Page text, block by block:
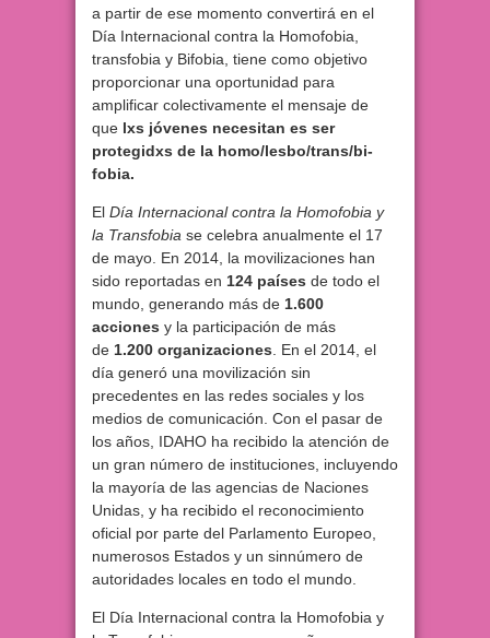
a partir de ese momento convertirá en el
Día Internacional contra la Homofobia,
transfobia y Bifobia, tiene como objetivo
proporcionar una oportunidad para
amplificar colectivamente el mensaje de
que lxs jóvenes necesitan es ser
protegidxs de la homo/lesbo/trans/bi-
fobia.
El Día Internacional contra la Homofobia y
la Transfobia se celebra anualmente el 17
de mayo. En 2014, la movilizaciones han
sido reportadas en 124 países de todo el
mundo, generando más de 1.600
acciones y la participación de más
de 1.200 organizaciones . En el 2014, el
día generó una movilización sin
precedentes en las redes sociales y los
medios de comunicación. Con el pasar de
los años, IDAHO ha recibido la atención de
un gran número de instituciones, incluyendo
la mayoría de las agencias de Naciones
Unidas, y ha recibido el reconocimiento
oficial por parte del Parlamento Europeo,
numerosos Estados y un sinnúmero de
autoridades locales en todo el mundo.
El Día Internacional contra la Homofobia y